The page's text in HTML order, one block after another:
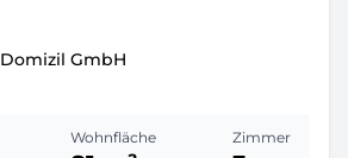
Domizil GmbH
Wohnfläche Zimmer